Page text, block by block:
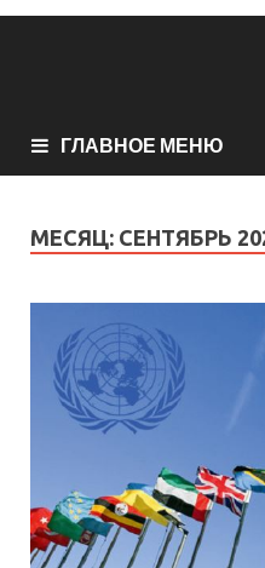
ГЛАВНОЕ МЕНЮ
МЕСЯЦ: СЕНТЯБРЬ